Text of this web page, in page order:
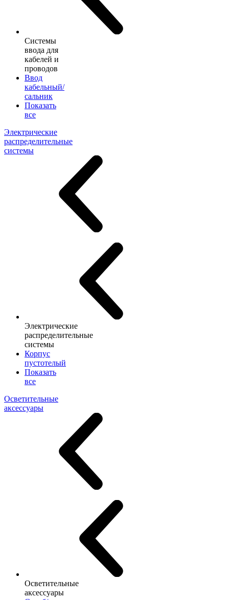
Системы
ввода для
кабелей и
проводов
Ввод
кабельный/
сальник
Показать
все
Электрические
распределительные
системы
Электрические
распределительные
системы
Корпус
пустотелый
Показать
все
Осветительные
аксессуары
Осветительные
аксессуары